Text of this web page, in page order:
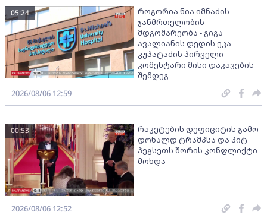
როგორია ნია იმნაძის
ჯანმრთელობის
მდგომარეობა - გიგა
ავალიანის დედის ეკა
კუპატაძის პირველი
კომენტარი მისი დაკავების
შემდეგ
05:24
2026/08/06 12:59
რაკეტების დეფიციტის გამო
დონალდ ტრამპსა და პიტ
ჰეგსეთს შორის კონფლიქტი
მოხდა
00:53
2026/08/06 12:52